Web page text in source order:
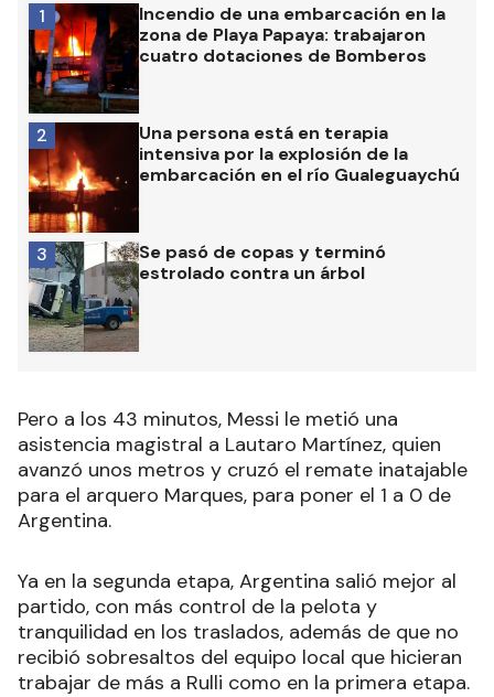
Incendio de una embarcación en la
zona de Playa Papaya: trabajaron
cuatro dotaciones de Bomberos
1
Una persona está en terapia
intensiva por la explosión de la
embarcación en el río Gualeguaychú
2
Se pasó de copas y terminó
estrolado contra un árbol
3
Pero a los 43 minutos, Messi le metió una
asistencia magistral a Lautaro Martínez, quien
avanzó unos metros y cruzó el remate inatajable
para el arquero Marques, para poner el 1 a 0 de
Argentina.
Ya en la segunda etapa, Argentina salió mejor al
partido, con más control de la pelota y
tranquilidad en los traslados, además de que no
recibió sobresaltos del equipo local que hicieran
trabajar de más a Rulli como en la primera etapa.